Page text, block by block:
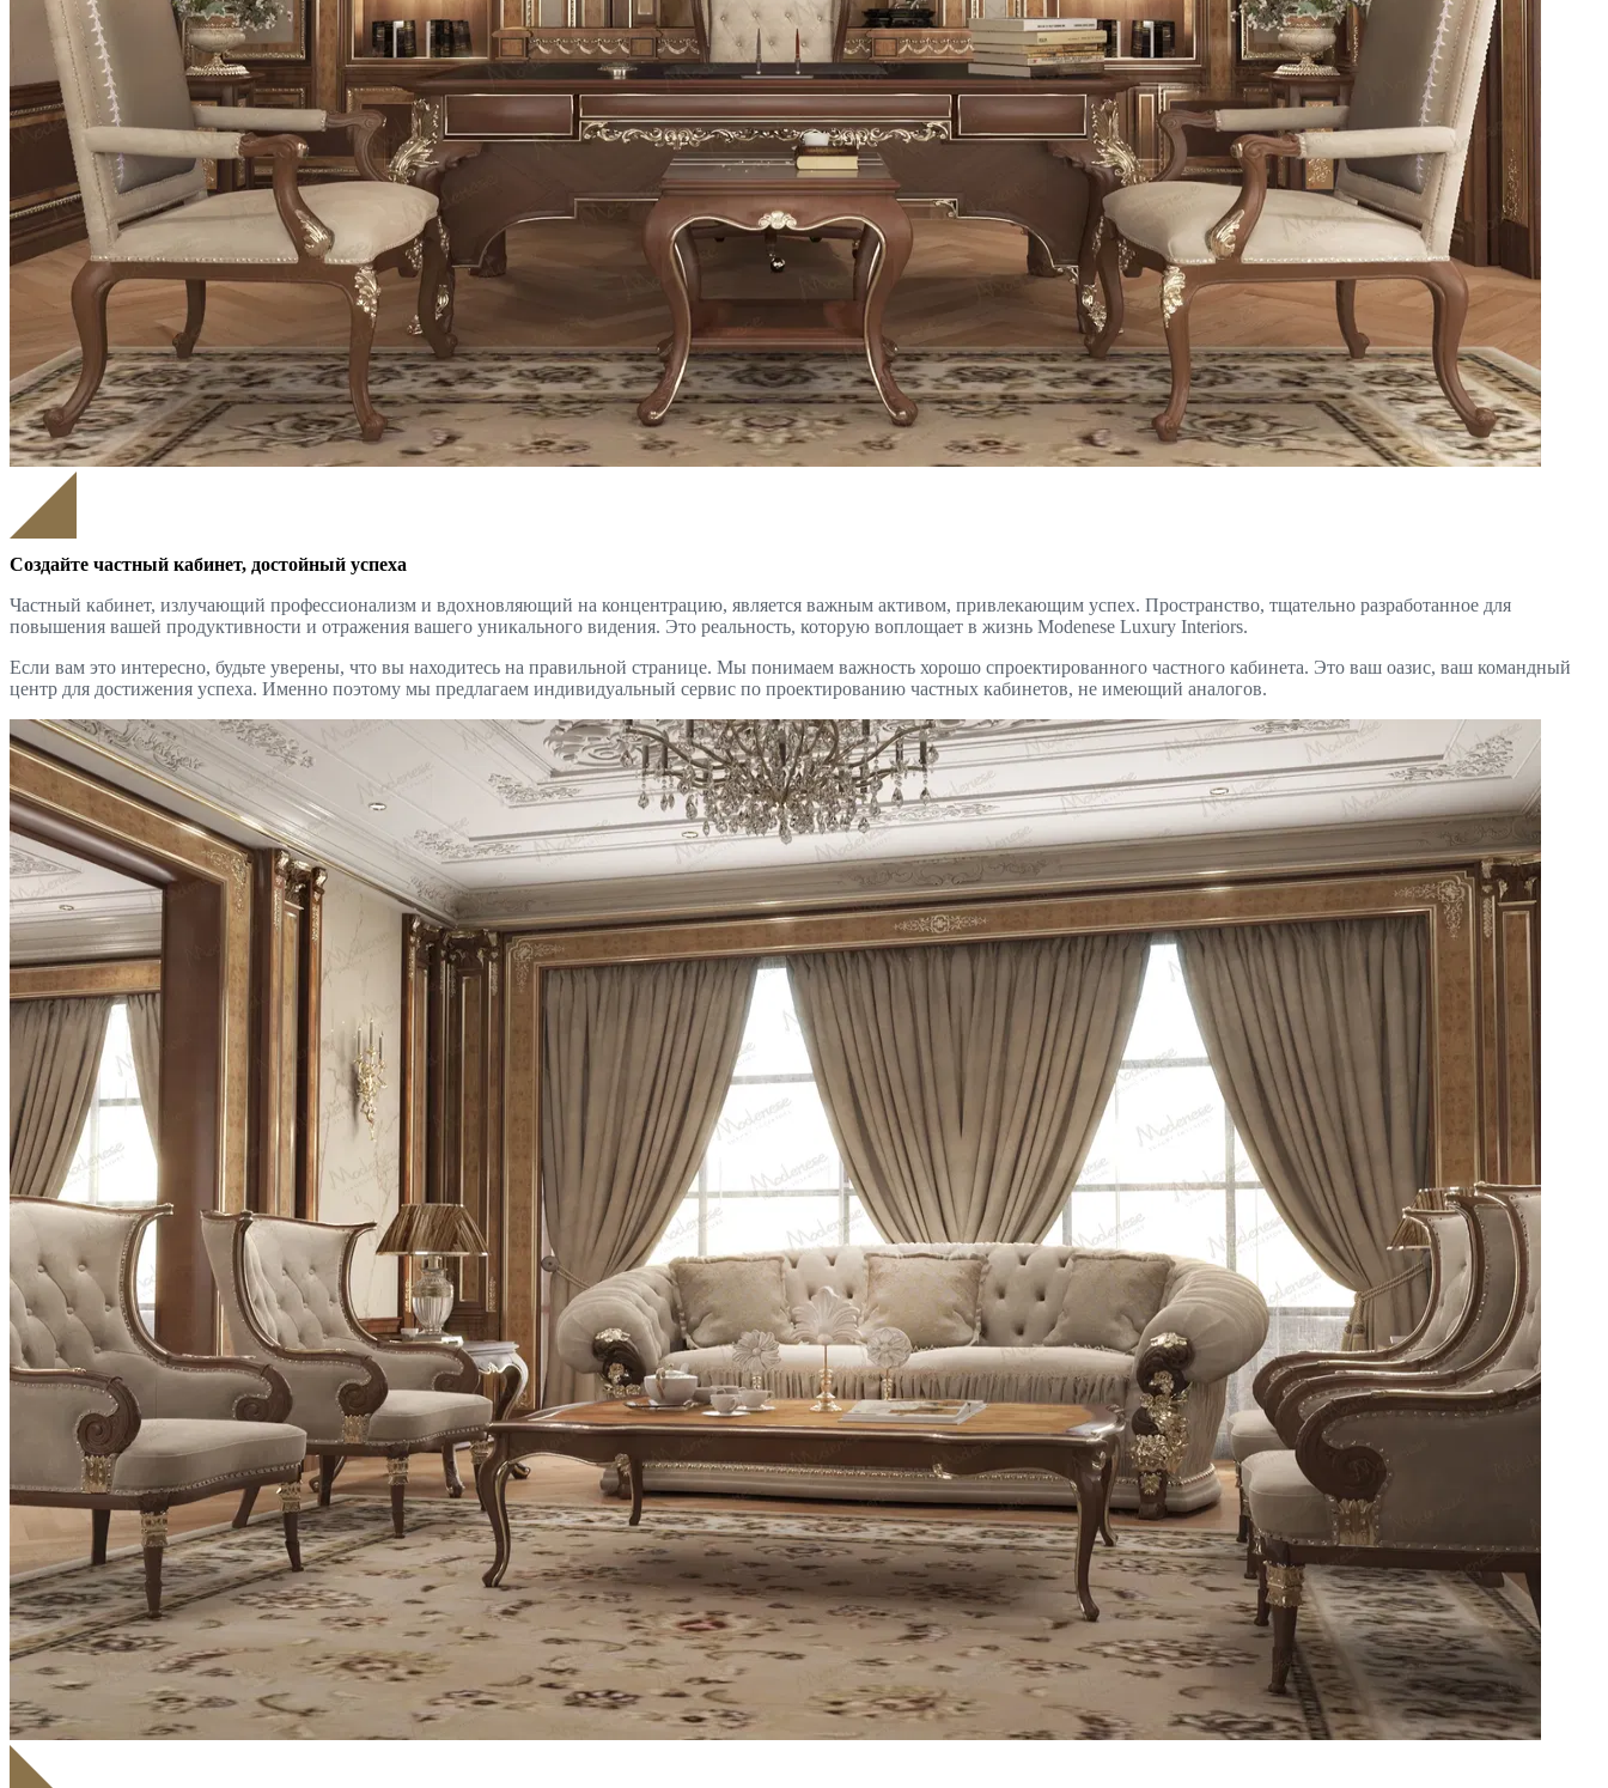
Создайте частный кабинет, достойный успеха
Частный кабинет, излучающий профессионализм и вдохновляющий на концентрацию, является важным активом, привлекающим успех. Пространство, тщательно разработанное для
повышения вашей продуктивности и отражения вашего уникального видения. Это реальность, которую воплощает в жизнь Modenese Luxury Interiors.
Если вам это интересно, будьте уверены, что вы находитесь на правильной странице. Мы понимаем важность хорошо спроектированного частного кабинета. Это ваш оазис, ваш командный
центр для достижения успеха. Именно поэтому мы предлагаем индивидуальный сервис по проектированию частных кабинетов, не имеющий аналогов.